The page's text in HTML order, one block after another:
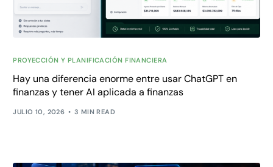
PROYECCIÓN Y PLANIFICACIÓN FINANCIERA
Hay una diferencia enorme entre usar ChatGPT en
finanzas y tener AI aplicada a finanzas
JULIO 10, 2026 3 MIN READ